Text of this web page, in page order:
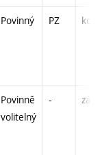
Povinný PZ kol
Povinně
volitelný
- zá